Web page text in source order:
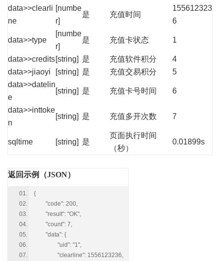
data>>clearli
ne
[numbe
r]
是 充值时间
155612323
6
data>>type
[numbe
r]
是 充值卡状态 1
data>>credits[string] 是 充值软件积分
4
data>>jiaoyi
[string] 是 充值交易积分
5
data>>datelin
e
[string] 是 充值卡号时间 6
data>>inttoke
n
[string] 是 充值多开次数 7
sqltime [string] 是
页面执行时间
（秒）
0.01899s
返回示例（JSON）
{
"code": 200,
"result": "OK",
"count": 7,
"data": {
"uid": "1",
"clearline": 1556123236,